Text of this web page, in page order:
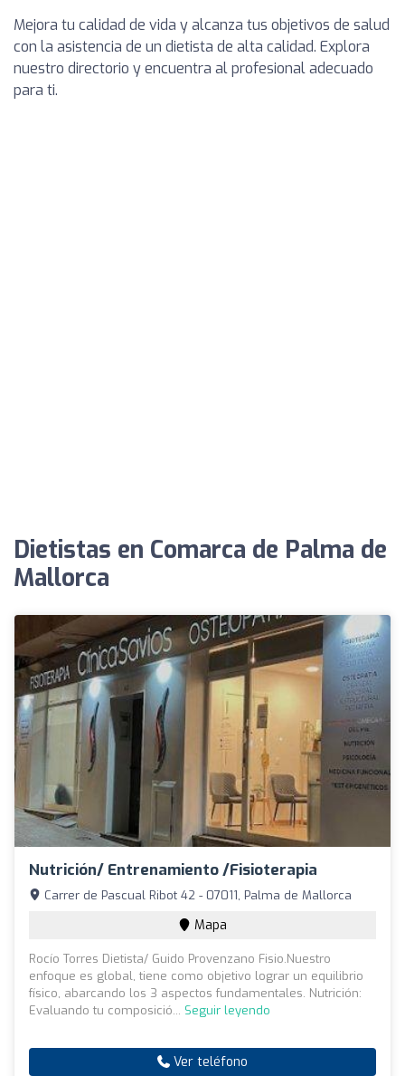
Mejora tu calidad de vida y alcanza tus objetivos de salud
con la asistencia de un dietista de alta calidad. Explora
nuestro directorio y encuentra al profesional adecuado
para ti.
Dietistas en Comarca de Palma de
Mallorca
Nutrición/ Entrenamiento /Fisioterapia
Carrer de Pascual Ribot 42 - 07011, Palma de Mallorca
Mapa
Rocío Torres Dietista/ Guido Provenzano Fisio.Nuestro
enfoque es global, tiene como objetivo lograr un equilibrio
físico, abarcando los 3 aspectos fundamentales. Nutrición:
Evaluando tu composició... Seguir leyendo
Ver teléfono